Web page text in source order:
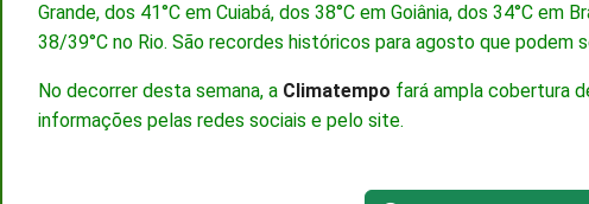
Grande, dos 41°C em Cuiabá, dos 38°C em Goiânia, dos 34°C em
38/39°C no Rio. São recordes históricos para agosto que podem
No decorrer desta semana, a Climatempo fará ampla cobertura
informações pelas redes sociais e pelo site.